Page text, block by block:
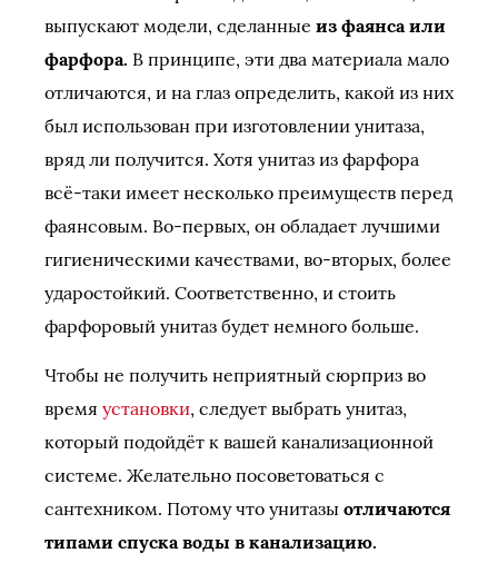
выпускают модели, сделанные из фаянса или
фарфора. В принципе, эти два материала мало
отличаются, и на глаз определить, какой из них
был использован при изготовлении унитаза,
вряд ли получится. Хотя унитаз из фарфора
всё-таки имеет несколько преимуществ перед
фаянсовым. Во-первых, он обладает лучшими
гигиеническими качествами, во-вторых, более
ударостойкий. Соответственно, и стоить
фарфоровый унитаз будет немного больше.
Чтобы не получить неприятный сюрприз во
время установки, следует выбрать унитаз,
который подойдёт к вашей канализационной
системе. Желательно посоветоваться с
сантехником. Потому что унитазы отличаются
типами спуска воды в канализацию.